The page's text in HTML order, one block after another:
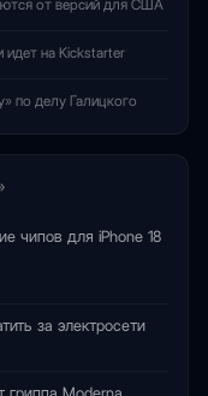
от версий для США
идет на Kickstarter
по делу Галицкого
чипов для iPhone 18
за электросети